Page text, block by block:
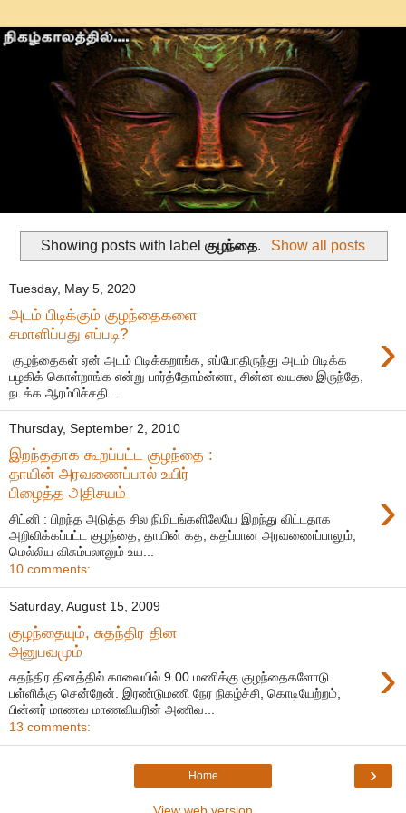
Showing posts with labelகுழந்தை. Show all posts
Tuesday, May 5, 2020
அடம் பிடிக்கும் குழந்தைகளை
சமாளிப்பது எப்படி?
›
குழந்தைகள் ஏன் அடம் பிடிக்கறாங்க, எப்போதிருந்து அடம் பிடிக்க
பழகிக் கொள்றாங்க என்று பார்த்தோம்ன்னா, சின்ன வயசுல இருந்தே,
நடக்க ஆரம்பிச்சதி...
Thursday, September 2, 2010
இறந்ததாக கூறப்பட்ட குழந்தை :
தாயின் அரவணைப்பால் உயிர்
பிழைத்த அதிசயம்
›
சிட்னி : பிறந்த அடுத்த சில நிமிடங்களிலேயே இறந்து விட்டதாக
அறிவிக்கப்பட்ட குழந்தை, தாயின் கத, கதப்பான அரவணைப்பாலும்,
மெல்லிய விசும்பலாலும் உய...
10 comments:
Saturday, August 15, 2009
குழந்தையும், சுதந்திர தின
அனுபவமும்
›
சுதந்திர தினத்தில் காலையில் 9.00 மணிக்கு குழந்தைகளோடு
பள்ளிக்கு சென்றேன். இரண்டுமணி நேர நிகழ்ச்சி, கொடியேற்றம்,
பின்னர் மாணவ மாணவியரின் அணிவ...
13 comments:
›
Home